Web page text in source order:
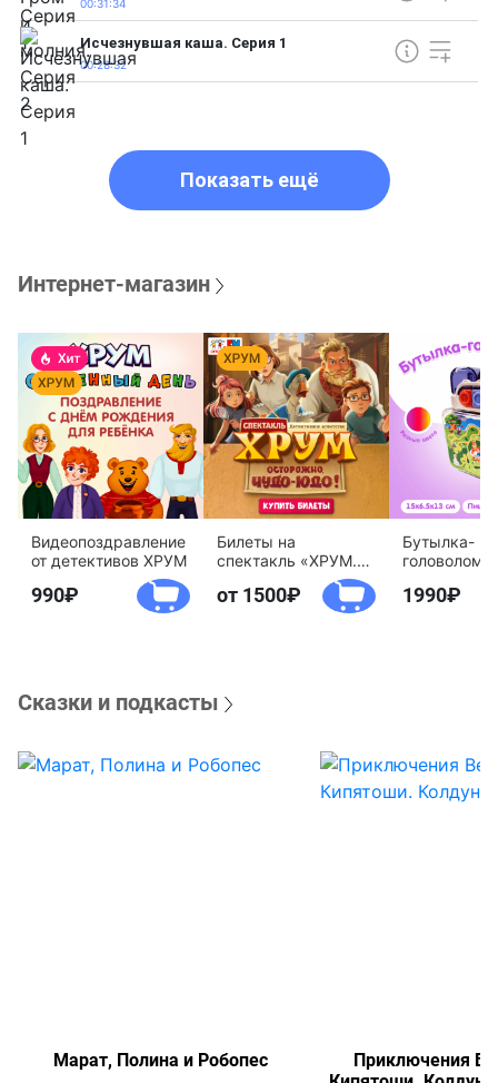
00:31:34
Исчезнувшая каша. Серия 1
00:28:32
Показать ещё
Интернет-магазин
Видеопоздравление
от детективов ХРУМ
990
Билеты на
спектакль «ХРУМ.
Осторожно, Чудо-
Юдо!»
от 1500
Бутылка-
агентство
1990
Сказки и подкасты
Марат, Полина и Робопес
Приключения